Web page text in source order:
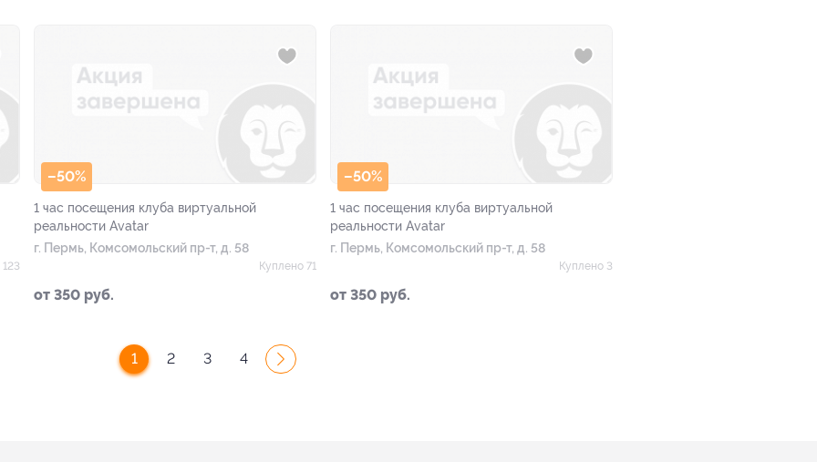
–50%
1 час посещения клуба виртуальной
реальности Avatar
г. Пермь, Комсомольский пр-т, д. 58
от 350 руб.
Куплено 71
–50%
1 час посещения клуба виртуальной
реальности Avatar
г. Пермь, Комсомольский пр-т, д. 58
от 350 руб.
Куплено 3
1 2 3 4